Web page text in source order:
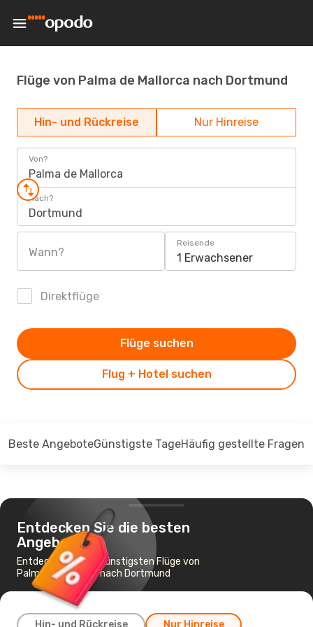
Flüge von Palma de Mallorca nach Dortmund
Hin- und Rückreise Nur Hinreise
Von?
Palma de Mallorca
Nach?
Dortmund
Wann?
Reisende
1 Erwachsener
Direktflüge
Flug + Hotel suchen
Flüge suchen
Beste AngeboteGünstigste TageHäufig gestellte Fragen
Entdecken Sie die besten
Angebote
Entdecken Sie die günstigsten Flüge von
Palma de Mallorca nach Dortmund
Hin- und Rückreise Nur Hinreise